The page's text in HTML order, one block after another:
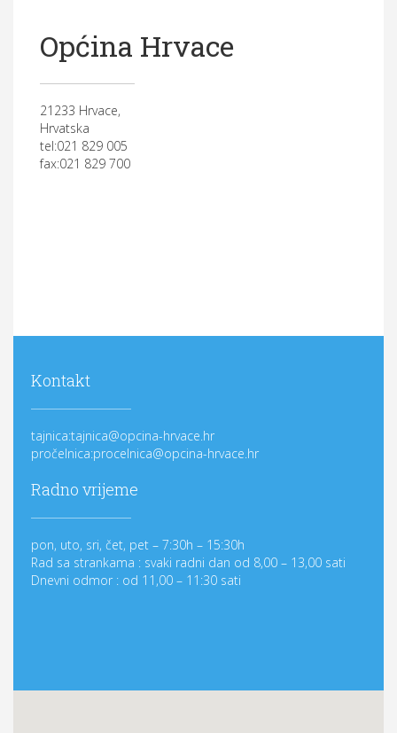
Općina Hrvace
21233 Hrvace,
Hrvatska
tel:021 829 005
fax:021 829 700
Kontakt
tajnica:tajnica@opcina-hrvace.hr
pročelnica:procelnica@opcina-hrvace.hr
Radno vrijeme
pon, uto, sri, čet, pet – 7:30h – 15:30h
Rad sa strankama : svaki radni dan od 8,00 – 13,00 sati
Dnevni odmor : od 11,00 – 11:30 sati